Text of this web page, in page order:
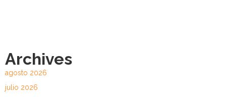
Archives
agosto 2026
julio 2026